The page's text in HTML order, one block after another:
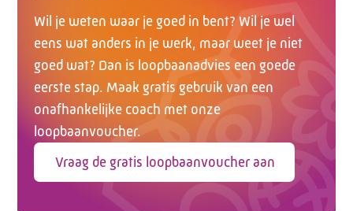
Wil je weten waar je goed in bent? Wil je wel
eens wat anders in je werk, maar weet je niet
goed wat? Dan is loopbaanadvies een goede
eerste stap. Maak gratis gebruik van een
onafhankelijke coach met onze
loopbaanvoucher.
Vraag de gratis loopbaanvoucher aan